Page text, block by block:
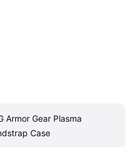
Armor Gear Plasma
Case